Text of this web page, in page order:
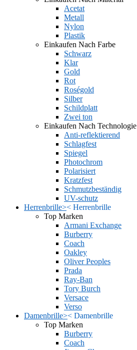
Acetat
Metall
Nylon
Plastik
Einkaufen Nach Farbe
Schwarz
Klar
Gold
Rot
Roségold
Silber
Schildplatt
Zwei ton
Einkaufen Nach Technologie
Anti-reflektierend
Schlagfest
Spiegel
Photochrom
Polarisiert
Kratzfest
Schmutzbeständig
UV-schutz
Herrenbrille>< Herrenbrille
Top Marken
Armani Exchange
Burberry
Coach
Oakley
Oliver Peoples
Prada
Ray-Ban
Tory Burch
Versace
Verso
Damenbrille>< Damenbrille
Top Marken
Burberry
Coach